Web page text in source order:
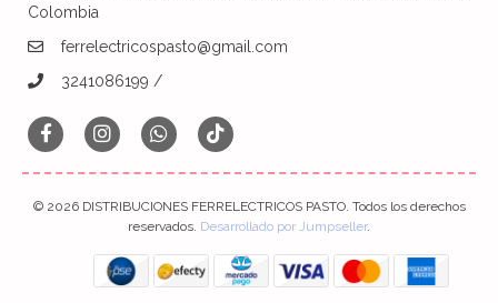
Colombia
ferrelectricospasto@gmail.com
3241086199 /
© 2026 DISTRIBUCIONES FERRELECTRICOS PASTO. Todos los derechos
reservados. Desarrollado por Jumpseller.